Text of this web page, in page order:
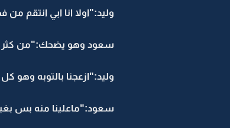
وليد:"اولا انا ابي انتقم
سعود وهو يضحك:"من كثر
وليد:"ازعجنا بالتوبه
سعود:"ماعلينا منه بس